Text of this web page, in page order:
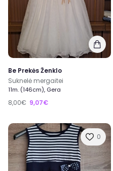
Be Prekės Ženklo
Suknelė mergaitei
11m. (146cm), Gera
8,00€ 9,07€
0